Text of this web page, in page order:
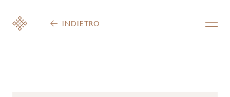
INDIETRO